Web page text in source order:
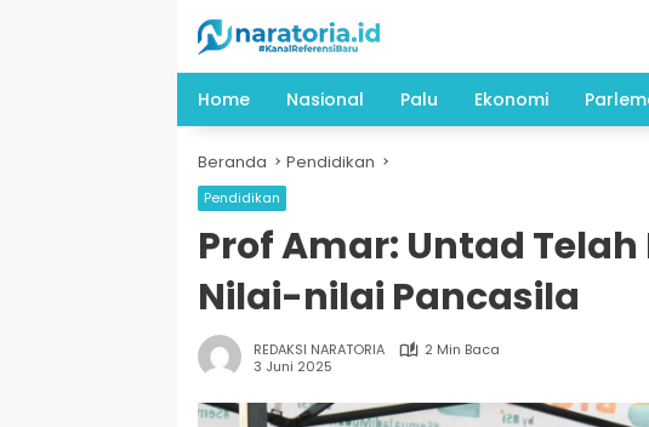
Home Nasional Palu Ekonomi
Beranda Pendidikan
Pendidikan
Prof Amar: Untad
Nilai-nilai Pancasila
REDAKSI NARATORIA
2 Min Baca
3 Juni 2025